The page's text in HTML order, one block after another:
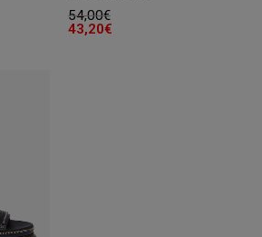
54,00€
43,20€